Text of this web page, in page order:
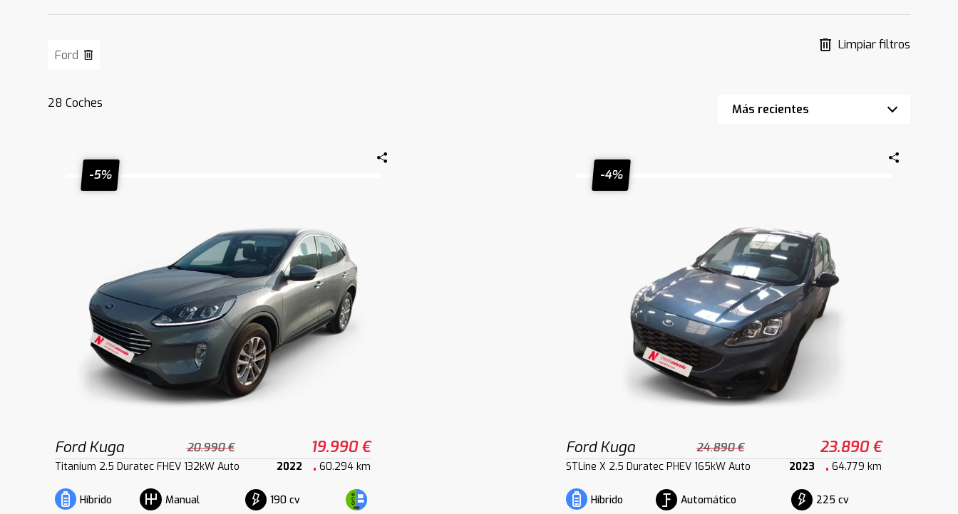
Ford
Limpiar filtros
28 Coches
-5%
Ford Kuga 20.990 € 19.990 €
Titanium 2.5 Duratec FHEV 132kW Auto 2022 60.294 km
Híbrido Manual 190 cv
-4%
Ford Kuga 24.890 € 23.890 €
STLine X 2.5 Duratec PHEV 165kW Auto 2023 64.779 km
Híbrido Automático 225 cv